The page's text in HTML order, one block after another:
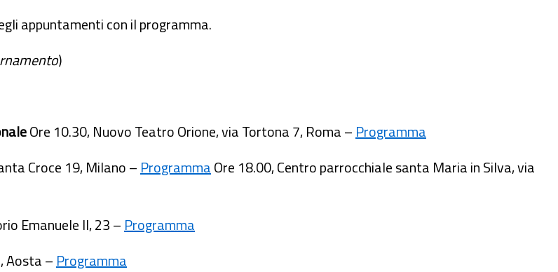
appuntamenti con il programma.
)
Ore 10.30, Nuovo Teatro Orione, via Tortona 7, Roma – Programma
Croce 19, Milano – ProgrammaOre 18.00, Centro parrocchiale santa Maria in Silva, via
Emanuele II, 23 – Programma
Aosta – Programma